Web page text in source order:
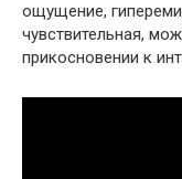
ощущение,
чувствительная,
прикосновении к